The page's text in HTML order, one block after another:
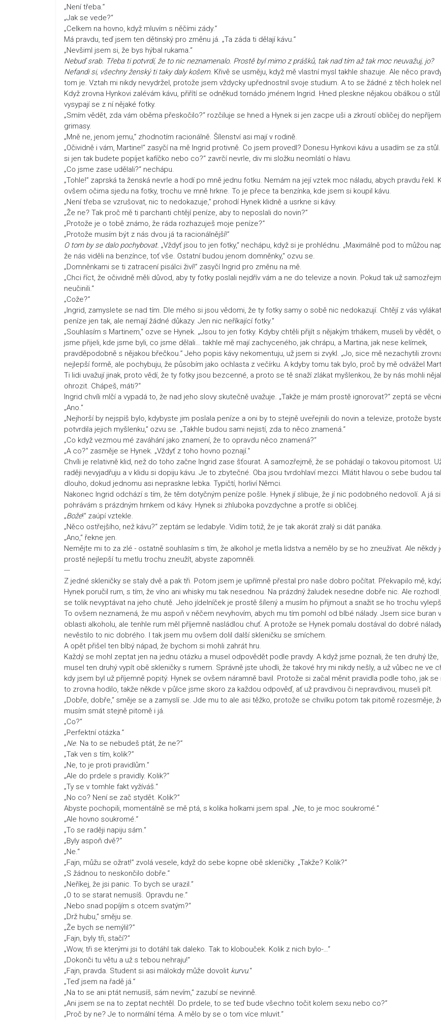
„Není třeba.“
„Jak se vede?“
„Celkem na hovno, když mluvím s něčími zády.“
Má pravdu, teď jsem ten dětinský pro změnu já. „Ta záda ti dělají kávu.“
„Nevšiml jsem si, že bys hýbal rukama.“
Nebuď srab. Třeba ti potvrdí, že to nic neznamenalo. Prostě byl mimo z prášků, tak nad tím až tak moc neuvažuj, jo?
Nefandi si, všechny ženský ti taky daly košem. Křivě se usměju, když mě vlastní mysl takhle shazuje. Ale něco
tom je. Vztah mi nikdy nevydržel, protože jsem vždycky upřednostnil svoje studium. A to se žádné z těch holek
Když zrovna Hynkovi zalévám kávu, přiřítí se odněkud tornádo jménem Ingrid. Hned pleskne nějakou obálkou o stůl
vysypají se z ní nějaké fotky.
„Smím vědět, zda vám oběma přeskočilo?“ rozčiluje se hned a Hynek si jen zacpe uši a zkroutí obličej do
grimasy.
„Mně ne, jenom jemu,“ zhodnotím racionálně. Šílenství asi mají v rodině.
„Očividně i vám, Martine!“ zasyčí na mě Ingrid protivně. Co jsem provedl? Donesu Hynkovi kávu a usadím se za stůl.
si jen tak budete popíjet kafíčko nebo co?“ zavrčí nevrle, div mi složku neomlátí o hlavu.
„Co jsme zase udělali?“ nechápu.
„Tohle!“ zaprská ta ženská nevrle a hodí po mně jednu fotku. Nemám na její vztek moc náladu, abych pravdu řekl.
ovšem očima sjedu na fotky, trochu ve mně hrkne. To je přece ta benzínka, kde jsem si koupil kávu.
„Není třeba se vzrušovat, nic to nedokazuje,“ prohodí Hynek klidně a usrkne si kávy.
„Že ne? Tak proč mě ti parchanti chtějí peníze, aby to neposlali do novin?“
„Protože je o tobě známo, že ráda rozhazuješ moje peníze?“
„Protože musím být z nás dvou já ta racionálnější!“
O tom by se dalo pochybovat. „Vždyť jsou to jen fotky,“ nechápu, když si je prohlédnu. „Maximálně pod to můžou
že nás viděli na benzínce, toť vše. Ostatní budou jenom domněnky,“ ozvu se.
„Domněnkami se ti zatracení pisálci živí!“ zasyčí Ingrid pro změnu na mě.
„Chci říct, že očividně měli důvod, aby ty fotky poslali nejdřív vám a ne do televize a novin. Pokud tak už
neučinili.“
„Cože?“
„Ingrid, zamyslete se nad tím. Dle mého si jsou vědomi, že ty fotky samy o sobě nic nedokazují. Chtějí z vás vylákat
peníze jen tak, ale nemají žádné důkazy. Jen nic neříkající fotky.“
„Souhlasím s Martinem,“ ozve se Hynek. „Jsou to jen fotky. Kdyby chtěli přijít s nějakým trhákem, museli by vědět,
jsme přijeli, kde jsme byli, co jsme dělali… takhle mě mají zachyceného, jak chrápu, a Martina, jak nese kelímek,
pravděpodobně s nějakou břečkou.“ Jeho popis kávy nekomentuju, už jsem si zvykl. „Jo, sice mě nezachytili
nejlepší formě, ale pochybuju, že působím jako ochlasta z večírku. A kdyby tomu tak bylo, proč by mě odvážel
Ti lidi uvažují jinak, proto vědí, že ty fotky jsou bezcenné, a proto se tě snaží zlákat myšlenkou, že by nás mohli
ohrozit. Chápeš, máti?“
Ingrid chvíli mlčí a vypadá to, že nad jeho slovy skutečně uvažuje. „Takže je mám prostě ignorovat?“ zeptá se
„Ano.“
„Nejhorší by nejspíš bylo, kdybyste jim poslala peníze a oni by to stejně uveřejnili do novin a televize, protože
potvrdila jejich myšlenku,“ ozvu se. „Takhle budou sami nejistí, zda to něco znamená.“
„Co když vezmou mé zaváhání jako znamení, že to opravdu něco znamená?“
„A co?“ zasměje se Hynek. „Vždyť z toho hovno poznají.“
Chvíli je relativně klid, než do toho začne Ingrid zase šťourat. A samozřejmě, že se pohádají o takovou pitomost.
raději nevyjadřuju a v klidu si dopiju kávu. Je to zbytečné. Oba jsou tvrdohlaví mezci. Mlátit hlavou o sebe budou
dlouho, dokud jednomu asi nepraskne lebka. Typičtí, horliví Němci.
Nakonec Ingrid odchází s tím, že těm dotyčným peníze pošle. Hynek jí slibuje, že jí nic podobného nedovolí. A já si
pohrávám s prázdným hrnkem od kávy. Hynek si zhluboka povzdychne a protře si obličej.
„Bože!“ zaúpí vztekle.
„Něco ostřejšího, než kávu?“ zeptám se ledabyle. Vidím totiž, že je tak akorát zralý si dát panáka.
„Ano,“ řekne jen.
Nemějte mi to za zlé - ostatně souhlasím s tím, že alkohol je metla lidstva a nemělo by se ho zneužívat. Ale někdy
prostě nejlepší tu metlu trochu zneužít, abyste zapomněli.
---
Z jedné skleničky se staly dvě a pak tři. Potom jsem je upřímně přestal pro naše dobro počítat. Překvapilo mě,
Hynek poručil rum, s tím, že víno ani whisky mu tak nesednou. Na prázdný žaludek nesedne dobře nic. Ale rozhodl
se tolik nevyptávat na jeho chutě. Jeho jídelníček je prostě šílený a musím ho přijmout a snažit se ho trochu
To ovšem neznamená, že mu aspoň v něčem nevyhovím, abych mu tím pomohl od blbé nálady. Jsem sice buran v
oblasti alkoholu, ale tenhle rum měl příjemně nasládlou chuť. A protože se Hynek pomalu dostával do dobré
nevěstilo to nic dobrého. I tak jsem mu ovšem dolil další skleničku se smíchem.
A opět přišel ten blbý nápad, že bychom si mohli zahrát hru.
Každý se mohl zeptat jen na jednu otázku a musel odpovědět podle pravdy. A když jsme poznali, že ten druhý lže,
musel ten druhý vypít obě skleničky s rumem. Správně jste uhodli, že takové hry mi nikdy nešly, a už vůbec ne ve
kdy jsem byl už příjemně popitý. Hynek se ovšem náramně bavil. Protože si začal měnit pravidla podle toho, jak se
to zrovna hodilo, takže někde v půlce jsme skoro za každou odpověď, ať už pravdivou či nepravdivou, museli pít.
„Dobře, dobře,“ směje se a zamyslí se. Jde mu to ale asi těžko, protože se chvilku potom tak pitomě rozesměje,
musím smát stejně pitomě i já.
„Co?“
„Perfektní otázka.“
„Ne. Na to se nebudeš ptát, že ne?“
„Tak ven s tím, kolik?“
„Ne, to je proti pravidlům.“
„Ale do prdele s pravidly. Kolik?“
„Ty se v tomhle fakt vyžíváš.“
„No co? Není se zač stydět. Kolik?“
Abyste pochopili, momentálně se mě ptá, s kolika holkami jsem spal. „Ne, to je moc soukromé.“
„Ale hovno soukromé.“
„To se raději napiju sám.“
„Byly aspoň dvě?“
„Ne.“
„Fajn, můžu se ožrat!“ zvolá vesele, když do sebe kopne obě skleničky. „Takže? Kolik?“
„S žádnou to neskončilo dobře.“
„Neříkej, že jsi panic. To bych se urazil.“
„O to se starat nemusíš. Opravdu ne.“
„Nebo snad popíjím s otcem svatým?“
„Drž hubu,“ směju se.
„Že bych se nemýlil?“
„Fajn, byly tři, stačí?“
„Wow, tři se kterými jsi to dotáhl tak daleko. Tak to klobouček. Kolik z nich bylo-…“
„Dokonči tu větu a už s tebou nehraju!“
„Fajn, pravda. Student si asi málokdy může dovolit kurvu.“
„Teď jsem na řadě já.“
„Na to se ani ptát nemusíš, sám nevím,“ zazubí se nevinně.
„Ani jsem se na to zeptat nechtěl. Do prdele, to se teď bude všechno točit kolem sexu nebo co?“
„Proč by ne? Je to normální téma. A mělo by se o tom více mluvit.“